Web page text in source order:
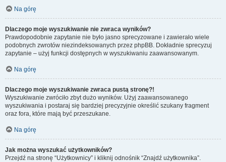
Na górę
Dlaczego moje wyszukiwanie nie zwraca wyników?
Prawdopodobnie zapytanie nie było jasno sprecyzowane i zawierało wiele
podobnych zwrotów niezindeksowanych przez phpBB. Dokładnie sprecyzuj
zapytanie – użyj funkcji dostępnych w wyszukiwaniu zaawansowanym.
Na górę
Dlaczego moje wyszukiwanie zwraca pustą stronę?!
Wyszukiwanie zwróciło zbyt dużo wyników. Użyj zaawansowanego
wyszukiwania i postaraj się bardziej precyzyjnie określić szukany fragment
oraz fora, które mają być przeszukane.
Na górę
Jak można wyszukać użytkowników?
Przejdź na stronę “Użytkownicy” i kliknij odnośnik “Znajdź użytkownika”.